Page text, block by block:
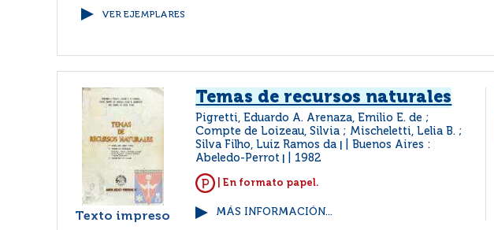
VER EJEMPLARES
Texto impreso
Temas de recursos naturales
Pigretti, Eduardo A. Arenaza, Emilio E. de ;
Compte de Loizeau, Silvia ; Mischeletti, Lelia B. ;
Silva Filho, Luiz Ramos da
Buenos Aires :
Abeledo-Perrot
1982
| En formato papel.
MÁS INFORMACIÓN...